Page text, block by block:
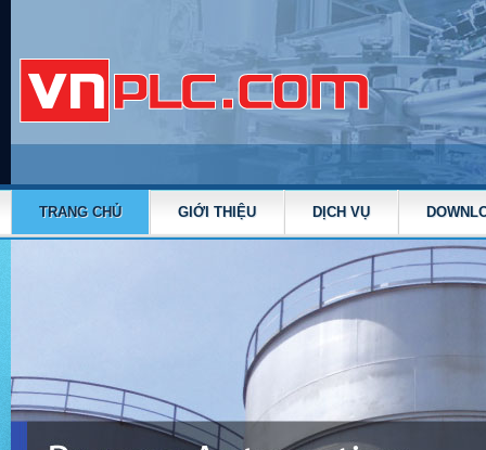
TRANG CHỦ GIỚI THIỆU DỊCH VỤ